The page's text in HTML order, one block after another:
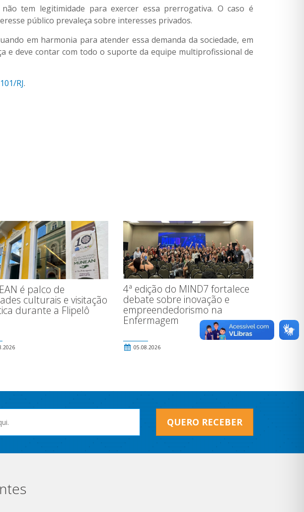
não tem legitimidade para exercer essa prerrogativa. O caso é
público prevaleça sobre interesses privados.
em harmonia para atender essa demanda da sociedade, em
e deve contar com todo o suporte da equipe multiprofissional de
RJ.
é palco de
culturais e visitação
durante a Flipelô
4ª edição do MIND7 fortalece
debate sobre inovação e
empreendedorismo na
Enfermagem
05.08.2026
QUERO RECEBER